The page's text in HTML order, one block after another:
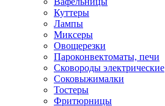
Куттеры
Лампы
Миксеры
Овощерезки
Пароконвектоматы, печи
Сковороды электрические
Соковыжималки
Тостеры
Фритюрницы